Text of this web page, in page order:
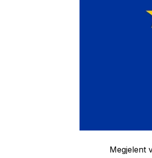
Megjelent